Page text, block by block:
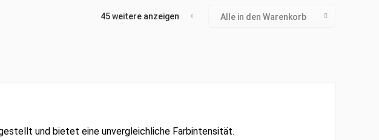
45 weitere anzeigen Alle in den Warenkorb
und bietet eine unvergleichliche Farbintensität.